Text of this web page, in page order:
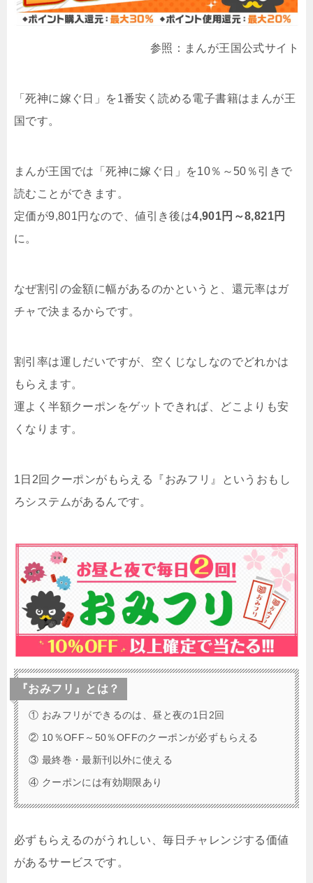
参照：まんが王国公式サイト
「死神に嫁ぐ日」を1番安く読める電子書籍はまんが王
国です。
まんが王国では「死神に嫁ぐ日」を10％～50％引きで
読むことができます。
定価が9,801円なので、値引き後は4,901円～8,821円
に。
なぜ割引の金額に幅があるのかというと、還元率はガ
チャで決まるからです。
割引率は運しだいですが、空くじなしなのでどれかは
もらえます。
運よく半額クーポンをゲットできれば、どこよりも安
くなります。
1日2回クーポンがもらえる『おみフリ』というおもし
ろシステムがあるんです。
『おみフリ』とは？
① おみフリができるのは、昼と夜の1日2回
② 10％OFF～50％OFFのクーポンが必ずもらえる
③ 最終巻・最新刊以外に使える
④ クーポンには有効期限あり
必ずもらえるのがうれしい、毎日チャレンジする価値
があるサービスです。